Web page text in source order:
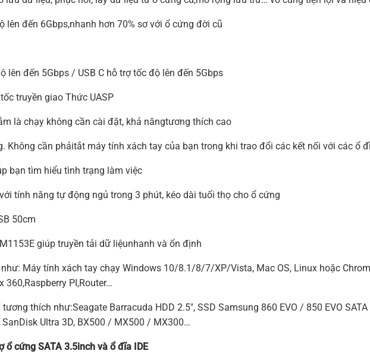
lên đến 6Gbps,nhanh hơn 70% sơ với ổ cứng đời cũ
lên đến 5Gbps / USB C hỗ trợ tốc độ lên đến 5Gbps
truyền giao Thức UASP
là chạy không cần cài đặt, khả năngtương thích cao
Không cần phảitắt máy tính xách tay của bạn trong khi trao đổi các kết nối với các ổ
bạn tìm hiểu tình trạng làm việc
tính năng tự động ngủ trong 3 phút, kéo dài tuổi thọ cho ổ cứng
50cm
giúp truyền tải dữ liệunhanh và ổn định
Máy tính xách tay chạy Windows 10/8.1/8/7/XP/Vista, Mac OS, Linux hoặc
360,Raspberry PI,Router…
thích như:Seagate Barracuda HDD 2.5″, SSD Samsung 860 EVO / 850 EVO SATA
SanDisk Ultra 3D, BX500 / MX500 / MX300…
ổ cứng SATA 3.5inch và ổ đĩa IDE